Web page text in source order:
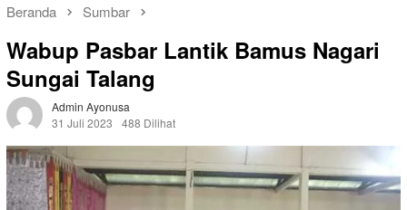
Beranda Sumbar
Wabup Pasbar Lantik Bamus Nagari
Sungai Talang
Admin Ayonusa
31 Juli 2023
488 Dilihat